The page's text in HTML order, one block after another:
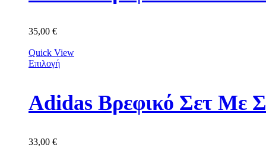
35,00 €
Quick View
Επιλογή
Adidas Βρεφικό Σετ Με
33,00 €